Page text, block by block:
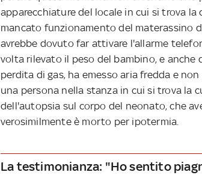
apparecchiature del locale in cui si trova
mancato funzionamento del materassino
avrebbe dovuto far attivare l'allarme
volta rilevato il peso del bambino, e anche
perdita di gas, ha emesso aria fredda e
una persona nella stanza in cui si trova la
dell'autopsia sul corpo del neonato, che
verosimilmente è morto per ipotermia.
La testimonianza: "Ho sentito